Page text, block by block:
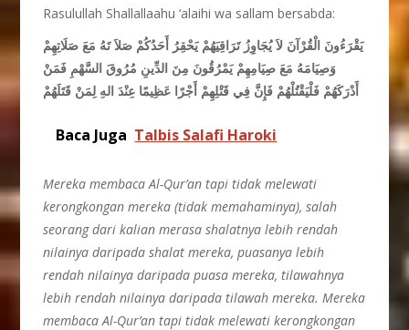
Rasulullah Shallallaahu ‘alaihi wa sallam bersabda:
يَقْرَءُونَ الْقُرْآنَ لاَ يُجَاوِزُ تَرَاقِيَهُمْ يَحْقِرُ أَحَدُكُمْ صَلاَ تَهُ مَعَ صَلَاتِهِمْ
وَصِيَامَهُ مَعَ صِيَامِهِمْ يَمْرُقُونَ مِنَ الدِّينِ مُرُوقَ السَّهْمِ فَمَنْ
أَدْرَكَهُمْ فَلْيَقْتُلْهُمْ فَإِنَّ فِي قَتْلِهِمْ أَجْرًا عَظِيمًا عِنْدَ الهِ لِمَنْ قَتَلَهُمْ
Baca Juga Talbis Salafi Haroki
Mereka membaca Al-Qur’an tapi tidak melewati
kerongkongan mereka (tidak memahaminya), salah
seorang dari kalian merasa shalatnya lebih rendah
nilainya daripada shalat mereka, puasanya lebih
rendah nilainya daripada puasa mereka, tilawahnya
lebih rendah nilainya daripada tilawah mereka. Mereka
membaca Al-Qur’an tapi tidak melewati kerongkongan